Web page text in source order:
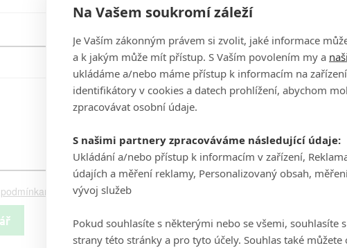
podmínkami serveru FandimeFilmu.cz
Na Vašem soukromí záleží
Je Vaším zákonným právem si zvolit, jaké informace
a k jakým může mít přístup. S Vaším povolením my a
ukládáme a/nebo máme přístup k informacím na
identifikátory v cookies a datech prohlížení, abychom
zpracovávat osobní údaje.
S našimi partnery zpracováváme následující údaje:
Ukládání a/nebo přístup k informacím v zařízení,
údajích a měření reklamy, Personalizovaný obsah,
vývoj služeb
Pokud souhlasíte s některými nebo se všemi, souhlasíte
strany této stránky a pro tyto účely. Souhlas také